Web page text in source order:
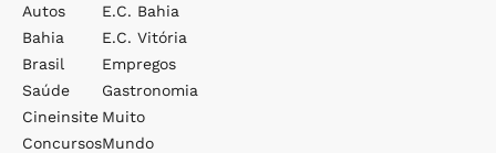
Autos
Bahia
Brasil
Saúde
Cineinsite
Concursos
E.c. Bahia
E.c. Vitória
Empregos
Gastronomia
Muito
Mundo